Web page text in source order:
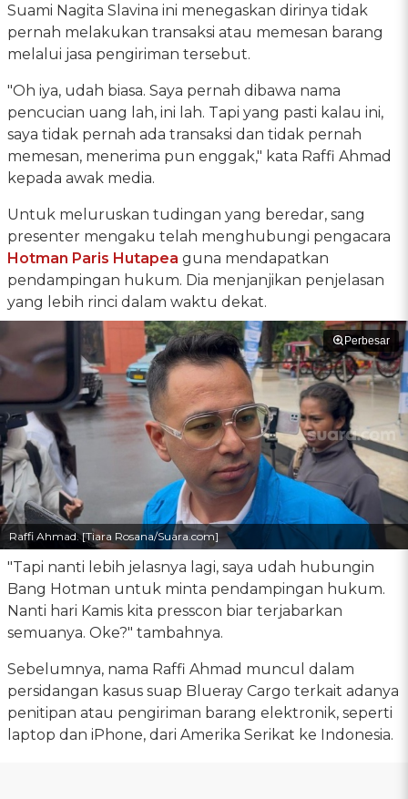
Suami Nagita Slavina ini menegaskan dirinya tidak
pernah melakukan transaksi atau memesan barang
melalui jasa pengiriman tersebut.
"Oh iya, udah biasa. Saya pernah dibawa nama
pencucian uang lah, ini lah. Tapi yang pasti kalau ini,
saya tidak pernah ada transaksi dan tidak pernah
memesan, menerima pun enggak," kata Raffi Ahmad
kepada awak media.
Untuk meluruskan tudingan yang beredar, sang
presenter mengaku telah menghubungi pengacara
Hotman Paris Hutapea guna mendapatkan
pendampingan hukum. Dia menjanjikan penjelasan
yang lebih rinci dalam waktu dekat.
Perbesar
Raffi Ahmad. [Tiara Rosana/Suara.com]
"Tapi nanti lebih jelasnya lagi, saya udah hubungin
Bang Hotman untuk minta pendampingan hukum.
Nanti hari Kamis kita presscon biar terjabarkan
semuanya. Oke?" tambahnya.
Sebelumnya, nama Raffi Ahmad muncul dalam
persidangan kasus suap Blueray Cargo terkait adanya
penitipan atau pengiriman barang elektronik, seperti
laptop dan iPhone, dari Amerika Serikat ke Indonesia.